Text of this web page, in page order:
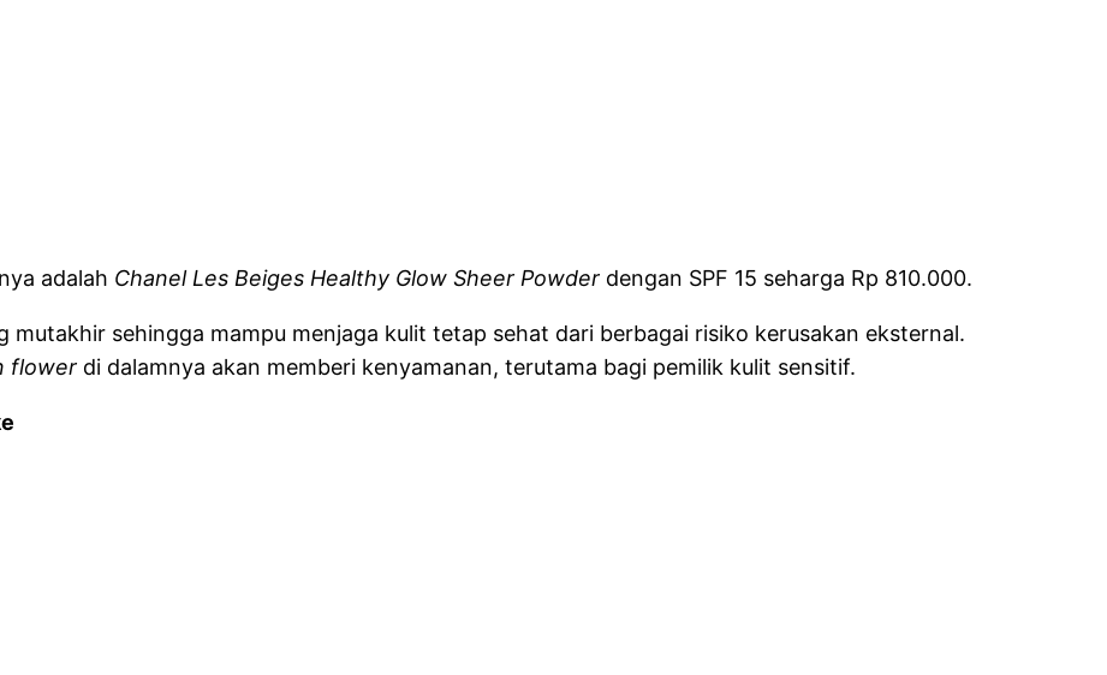
adalah Chanel Les Beiges Healthy Glow Sheer Powder dengan SPF 15 seharga Rp 810.000.
sehingga mampu menjaga kulit tetap sehat dari berbagai risiko kerusakan eksternal.
flower di dalamnya akan memberi kenyamanan, terutama bagi pemilik kulit sensitif.